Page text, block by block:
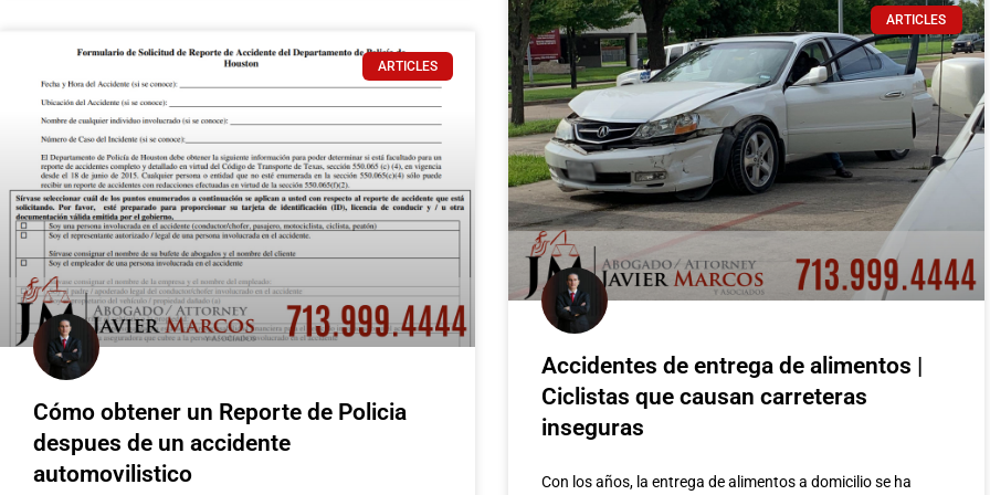
ARTICLES
Cómo obtener un Reporte de Policia
despues de un accidente
automovilistico
ARTICLES
Accidentes de entrega de alimentos |
Ciclistas que causan carreteras
inseguras
Con los años, la entrega de alimentos a domicilio se ha